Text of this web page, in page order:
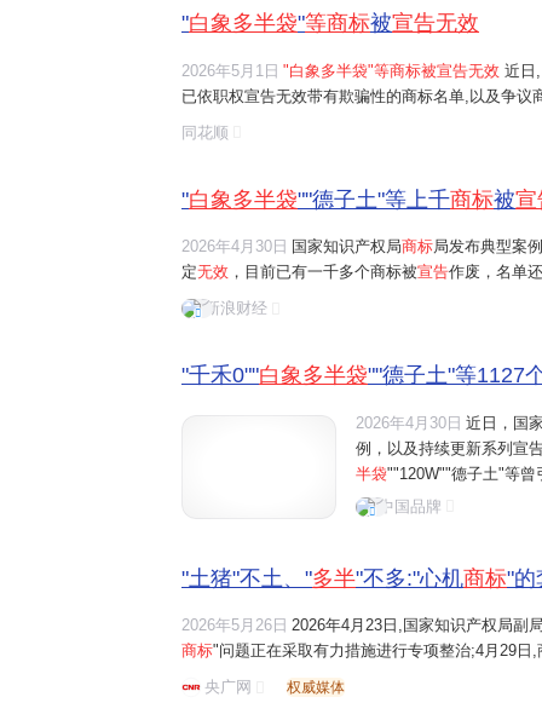
"白象多半袋"等商标被宣告无效
2026年5月1日 "白象多半袋"等商标被宣告无效 近日
已依职权宣告无效带有欺骗性的商标名单,以及争
土"等商标被作为无效商标典型案例。
同花顺
"白象多半袋""德子土"等上千商标被宣
2026年4月30日 国家知识产权局商标局发布典型案
定无效 ，目前已有一千多个商标被宣告作废，名单
多半袋"当商标，虚标份量误导消费者；还有德子
个"鸡"或者"土"，刻意蹭农家散养热度，实则名不副
新浪财经
"千禾0""白象多半袋""德子土"等1127
2026年4月30日 近日，国
例，以及持续更新系列宣
半袋""120W""德子土"等曾
例，国家商标局还表示，
中国品牌
"土猪"不土、"多半"不多:"心机商标"的
2026年5月26日 2026年4月23日,国家知识产权局副
商标"问题正在采取有力措施进行专项整治;4月29日
号土猪"等1127件带有欺骗性的商标依职权
布1115件相关商标信息,并公布了...
央广网 权威媒体